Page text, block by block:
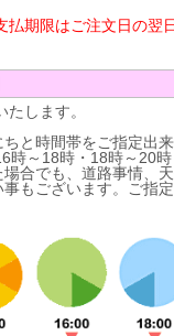
期限はご注文日の翌
します。
と時間帯をご指定出来
時～18時・18時～20
合でも、道路事情、
もございます。ご指